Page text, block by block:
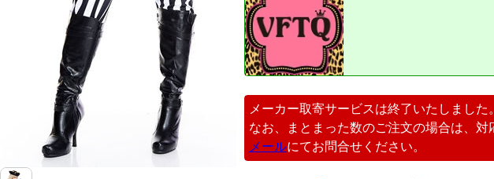
メーカー取寄サービスは終了いたしました。
なお、まとまった数のご注文の場合は、対
メールにてお問合せください。